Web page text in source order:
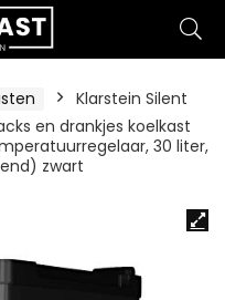
Klarstein Silent
en drankjes koelkast
30 liter,
zwart